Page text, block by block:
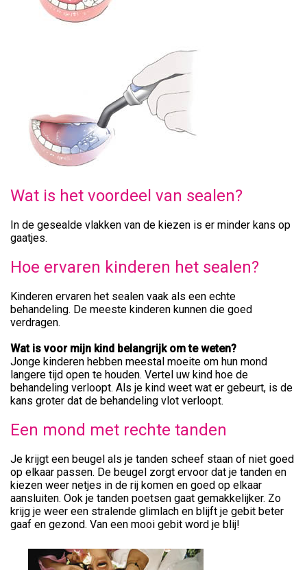
Wat is het voordeel van sealen?
In de gesealde vlakken van de kiezen is er minder kans op
gaatjes.
Hoe ervaren kinderen het sealen?
Kinderen ervaren het sealen vaak als een echte
behandeling. De meeste kinderen kunnen die goed
verdragen.
Wat is voor mijn kind belangrijk om te weten?
Jonge kinderen hebben meestal moeite om hun mond
langere tijd open te houden. Vertel uw kind hoe de
behandeling verloopt. Als je kind weet wat er gebeurt, is de
kans groter dat de behandeling vlot verloopt.
Een mond met rechte tanden
Je krijgt een beugel als je tanden scheef staan of niet goed
op elkaar passen. De beugel zorgt ervoor dat je tanden en
kiezen weer netjes in de rij komen en goed op elkaar
aansluiten. Ook je tanden poetsen gaat gemakkelijker. Zo
krijg je weer een stralende glimlach en blijft je gebit beter
gaaf en gezond. Van een mooi gebit word je blij!